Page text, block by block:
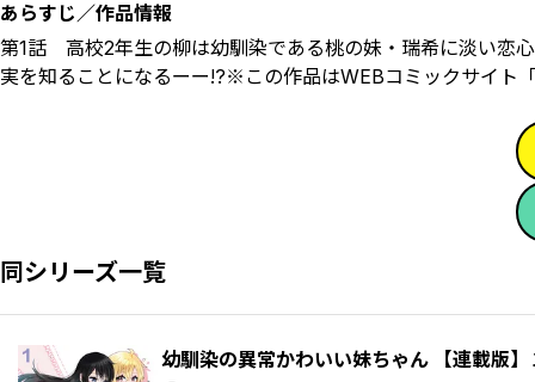
あらすじ／作品情報
第1話 高校2年生の柳は幼馴染である桃の妹・瑞希に淡い恋
実を知ることになるーー!?※この作品はWEBコミックサイト
同シリーズ一覧
幼馴染の異常かわいい妹ちゃん 【連載版】